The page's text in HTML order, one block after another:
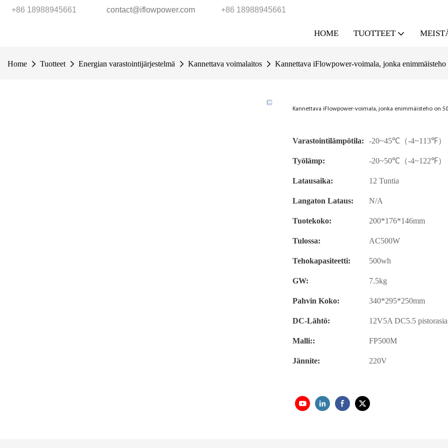
+86 18988945661 contact@iflowpower.com +86 18988945661
HOME TUOTTEET
Home Tuotteet Energian varastointijärjestelmä Kannettava voimalaitos Kannettava iFlowpower-voimala, jonka
Kannettava iFlowpower-voimala, jonka enimmäisteho on
Varastointilämpötila: -20~45℃（-4~113℉）
Työlämp: -20~50℃（-4~122℉）
Latausaika: 12 Tuntia
Langaton Lataus: N/A
Tuotekoko: 200*176*146mm
Tulossa: AC500W
Tehokapasiteetti: 500wh
GW: 7.5kg
Pahvin Koko: 340*295*250mm
DC-Lähtö: 12V5A DC5.5
Malli:: FP500M
Jännite: 220V